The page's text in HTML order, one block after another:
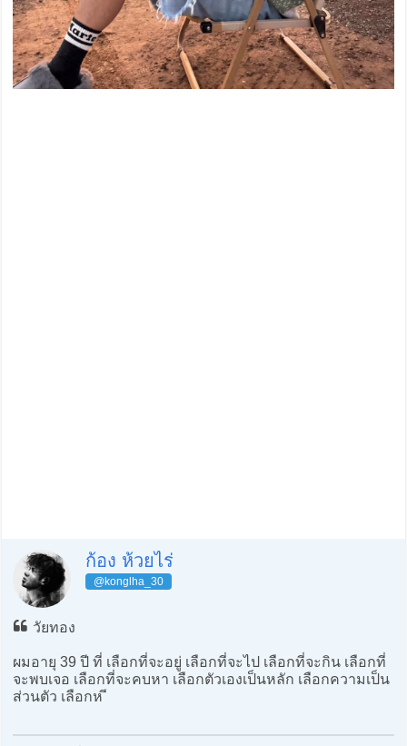
ก้อง ห้วยไร่
@konglha_30
วัยทอง
ผมอายุ 39 ปี ที่ เลือกที่จะอยู่ เลือกที่จะไป เลือกที่จะกิน เลือกที่
จะพบเจอ เลือกที่จะคบหา เลือกตัวเองเป็นหลัก เลือกความเป็น
ส่วนตัว เลือกห ี